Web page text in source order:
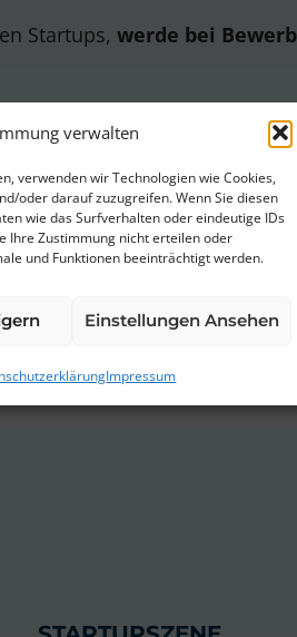
verwalten
verwenden wir Technologien wie Cookies,
oder darauf zuzugreifen. Wenn Sie diesen
wie das Surfverhalten oder eindeutige IDs
Ihre Zustimmung nicht erteilen oder
und Funktionen beeinträchtigt werden.
Einstellungen Ansehen
Impressum
Startups, werde bei
zu.
als unsere Marketingplattform.
an MailChimp
Datenschutzerklärung .